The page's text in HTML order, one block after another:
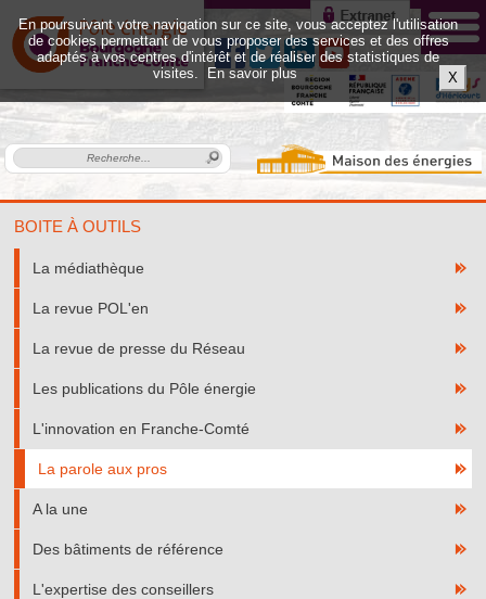
BOITE À OUTILS
La médiathèque
La revue POL'en
La revue de presse du Réseau
Les publications du Pôle énergie
L'innovation en Franche-Comté
La parole aux pros
A la une
Des bâtiments de référence
L'expertise des conseillers
En poursuivant votre navigation sur ce site, vous acceptez l'utilisation
de cookies permettant de vous proposer des services et des offres
adaptés à vos centres d'intérêt et de réaliser des statistiques de
visites.
En savoir plus X